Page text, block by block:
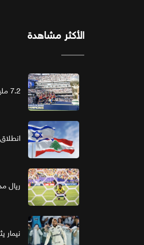
الأكثر مشاهدة
7.2 مليار دولار.. كيف حول كأس العالم الرعاية إلى استثمار ذهبي؟
ريال
نيمار